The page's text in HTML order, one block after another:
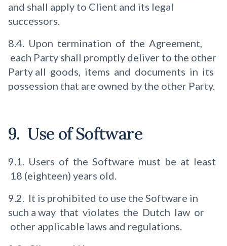
and shall apply to Client and its legal
successors.
8.4. Upon termination of the Agreement,
each Party shall promptly deliver to the other
Party all goods, items and documents in its
possession that are owned by the other Party.
9. Use of Software
9.1. Users of the Software must be at least
18 (eighteen) years old.
9.2. It is prohibited to use the Software in
such a way that violates the Dutch law or
other applicable laws and regulations.